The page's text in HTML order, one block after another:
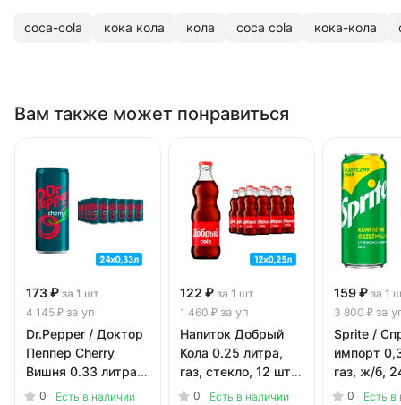
coca-cola кока кола кола coca cola кока-кола
Вам также может понравиться
173 ₽ за 1 шт
4 145 ₽ за уп
Dr.Pepper / Доктор
Пеппер Cherry
Вишня 0.33 литра,
ж/б, 24 шт. в уп.
0
Есть в наличии
122 ₽ за 1 шт
1 460 ₽ за уп
Напиток Добрый
Кола 0.25 литра,
газ, стекло, 12 шт.
в уп.
0
Есть в наличии
159 ₽ за 1
3 800 ₽ за
Sprite /
импорт
газ, ж/б,
уп.0
Есть в